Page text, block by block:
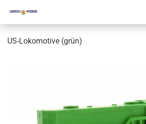
US-Lokomotive (grün)